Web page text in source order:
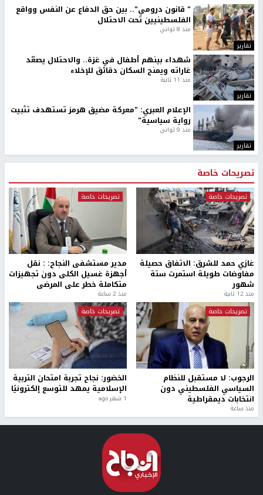
تقارير
" قانون درومي".. بين حق الدفاع عن النفس وواقع
الفلسطينيين تحت الاحتلال
منذ 8 ثواني
تقارير
شهداء بينهم أطفال في غزة.. والاحتلال يصعّد
غاراته ويمنح السكان دقائق للإخلاء
منذ 11 ثانية
تقارير
الإعلام العبري: "معركة مضيق هرمز تستهدف تثبيت
رواية سياسية"
منذ 9 ثواني
تصريحات خاصة
تصريحات خاصة
غازي حمد للشرق: الاتفاق حصيلة
مفاوضات طويلة استمرت ستة
شهور
منذ 12 ثانية
تصريحات خاصة
مدير مستشفى النجاح: : نقل
أجهزة غسيل الكلى دون تجهيزات
متكاملة خطر على المرضى
منذ 2 ساعة
تصريحات خاصة
الرجوب: لا مستقبل للنظام
السياسي الفلسطيني دون
انتخابات ديمقراطية
منذ ساعة
تصريحات خاصة
الخضور: نجاح تجربة امتحان التربية
الإسلامية يمهد للتوسع إلكترونيًا
1 شهر ago